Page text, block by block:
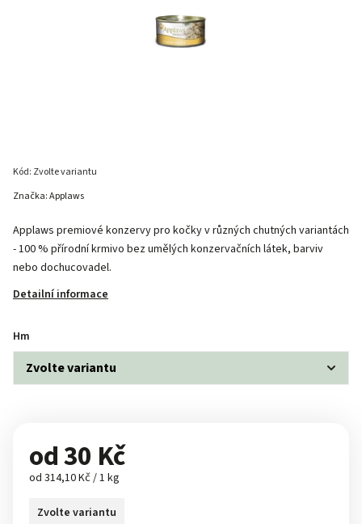
Kód: Zvolte variantu
Applaws premiové konzervy pro kočky v různých chutných variantách
- 100 % přírodní krmivo bez umělých konzervačních látek, barviv
nebo dochucovadel.
Detailní informace
Značka:Applaws
Hm
od30 Kč
od 314,10 Kč / 1 kg
Zvolte variantu